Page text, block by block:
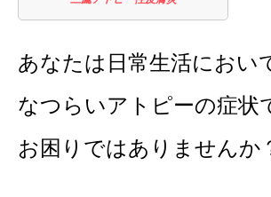
あなたは日常生活におい
なつらいアトピーの症状
お困りではありませんか